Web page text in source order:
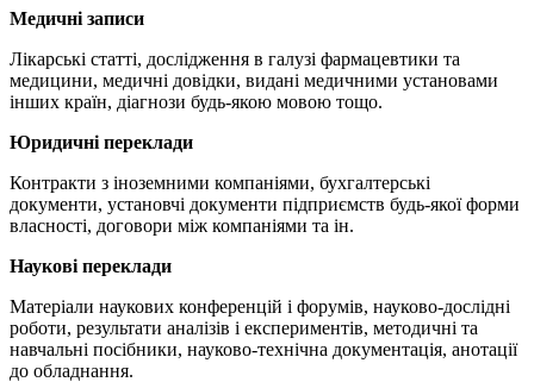
Медичні записи
Лікарські статті, дослідження в галузі фармацевтики та
медицини, медичні довідки, видані медичними установами
інших країн, діагнози будь-якою мовою тощо.
Юридичні переклади
Контракти з іноземними компаніями, бухгалтерські
документи, установчі документи підприємств будь-якої форми
власності, договори між компаніями та ін.
Наукові переклади
Матеріали наукових конференцій і форумів, науково-дослідні
роботи, результати аналізів і експериментів, методичні та
навчальні посібники, науково-технічна документація, анотації
до обладнання.